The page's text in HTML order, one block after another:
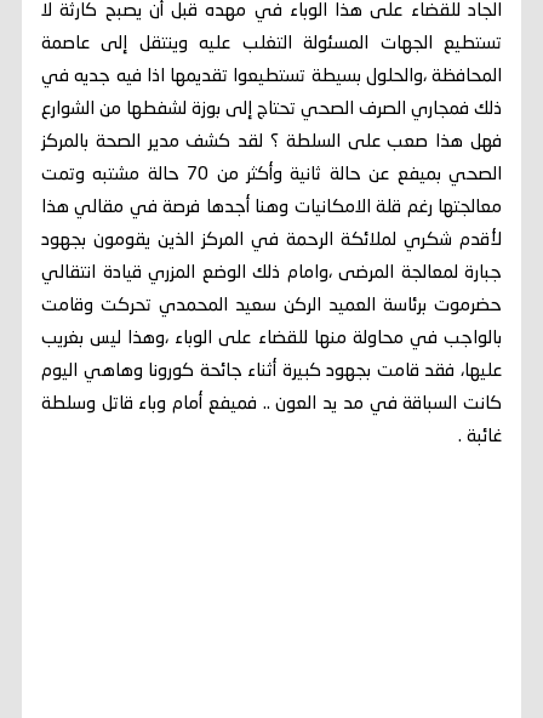
الجاد للقضاء على هذا الوباء في مهده قبل أن يصبح كارثة لا
تستطيع الجهات المسئولة التغلب عليه وينتقل إلى عاصمة
المحافظة ،والحلول بسيطة تستطيعوا تقديمها اذا فيه جديه في
ذلك فمجاري الصرف الصحي تحتاج إلى بوزة لشفطها من الشوارع
فهل هذا صعب على السلطة ؟ لقد كشف مدير الصحة بالمركز
الصحي بميفع عن حالة ثانية وأكثر من 70 حالة مشتبه وتمت
معالجتها رغم قلة الامكانيات وهنا أجدها فرصة في مقالي هذا
لأقدم شكري لملائكة الرحمة في المركز الذين يقومون بجهود
جبارة لمعالجة المرضى ،وامام ذلك الوضع المزري قيادة انتقالي
حضرموت برئاسة العميد الركن سعيد المحمدي تحركت وقامت
بالواجب في محاولة منها للقضاء على الوباء ،وهذا ليس بغريب
عليها، فقد قامت بجهود كبيرة أثناء جائحة كورونا وهاهي اليوم
كانت السباقة في مد يد العون .. فميفع أمام وباء قاتل وسلطة
غائبة .